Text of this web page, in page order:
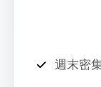
週末密